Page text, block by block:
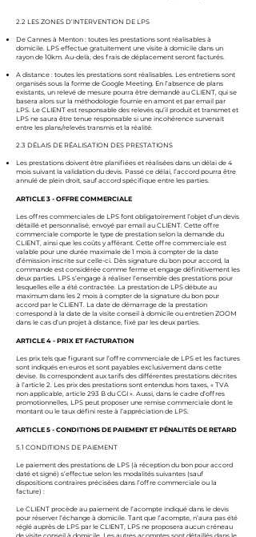
2.2 LES ZONES D’INTERVENTION DE LPS
De Cannes à Menton : toutes les prestations sont réalisables à
domicile. LPS effectue gratuitement une visite à domicile dans un
rayon de 10km. Au-delà, des frais de déplacement seront facturés.
A distance : toutes les prestations sont réalisables. Les entretiens sont
organisés sous la forme de Google Meeting. En l’absence de plans
existants, un relevé de mesure pourra être demandé au CLIENT, qui se
basera alors sur la méthodologie fournie en amont et par email par
LPS. Le CLIENT est responsable des relevés qu’il produit et transmet et
LPS ne saura être tenue responsable si une incohérence survenait
entre les plans/relevés transmis et la réalité.
2.3 DÉLAIS DE RÉALISATION DES PRESTATIONS
Les prestations doivent être planifiées et réalisées dans un délai de 4
mois suivant la validation du devis. Passé ce délai, l’accord pourra être
annulé de plein droit, sauf accord spécifique entre les parties.
ARTICLE 3 - OFFRE COMMERCIALE
Les offres commerciales de LPS font obligatoirement l’objet d’un devis
détaillé et personnalisé, envoyé par email au CLIENT. Cette offre
commerciale comporte le type de prestation selon la demande du
CLIENT, ainsi que les coûts y afférant. Cette offre commerciale est
valable pour une durée maximale de 1 mois à compter de la date
d’émission inscrite sur celle-ci. Dès signature du bon pour accord, la
commande est considérée comme ferme et engage définitivement les
deux parties. LPS s’engage à réaliser l’ensemble des prestations pour
lesquelles elle a été contractée. La prestation de LPS débute au
maximum dans les 2 mois à compter de la signature du bon pour
accord par le CLIENT. La date de démarrage de la prestation
correspond à la date de la visite conseil à domicile ou entretien ZOOM
dans le cas d’un projet à distance, fixé par les deux parties.
ARTICLE 4 - PRIX ET FACTURATION
Les prix tels que figurant sur l’offre commerciale de LPS et les factures
sont indiqués en euros et sont payables exclusivement dans cette
devise. Ils correspondent aux tarifs des différentes prestations décrites
à l’article 2. Les prix des prestations sont entendus hors taxes, « TVA
non applicable, article 293 B du CGI ». Aussi, dans le cadre d’offres
promotionnelles, LPS peut proposer une remise commerciale dont le
montant ou le taux défini reste à l’appréciation de LPS.
ARTICLE 5 - CONDITIONS DE PAIEMENT ET PÉNALITÉS DE RETARD
5.1 CONDITIONS DE PAIEMENT
Le paiement des prestations de LPS (à réception du bon pour accord
daté et signé) s’effectue selon les modalités suivantes (sauf
dispositions contraires précisées dans l’offre commerciale ou la
facture) :
Le CLIENT procède au paiement de l’acompte indiqué dans le devis
pour réserver l’échange à domicile. Tant que l’acompte, n’aura pas été
réglé auprès de LPS par le CLIENT, LPS ne proposera aucun créneau
de visite conseil à domicile. Les autres acomptes sont détaillés dans le